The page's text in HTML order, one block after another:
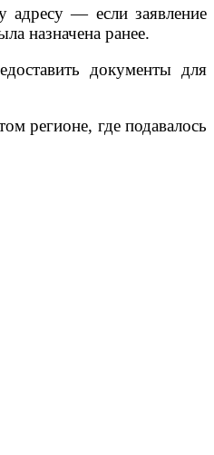
адресу — если заявление
назначена ранее.
документы для
регионе, где подавалось